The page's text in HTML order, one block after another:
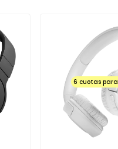
desde el momento
cualquier modificación
haya sido abierto por
si al momento de
y voltajes de corriente
el despachador de
físicas (ENCENDIDO,
defectos físicos solo se
6 cuotas